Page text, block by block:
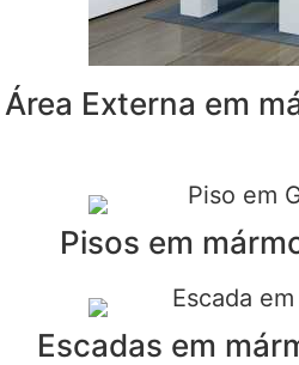
Área Externa em
Pisos em
Escadas em